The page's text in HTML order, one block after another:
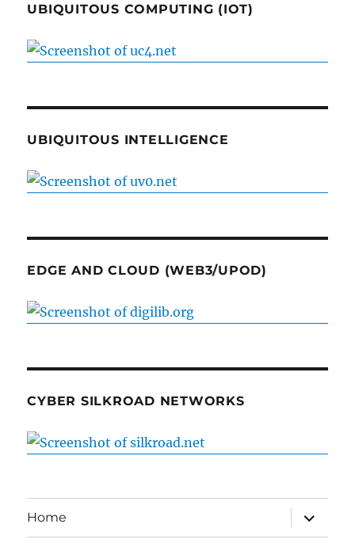
UBIQUITOUS COMPUTING (IOT)
UBIQUITOUS INTELLIGENCE
EDGE AND CLOUD (WEB3/UPOD)
CYBER SILKROAD NETWORKS
Home
expand
child
menu